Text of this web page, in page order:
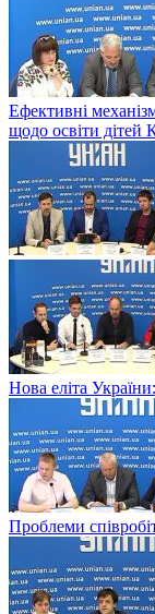
Ефективні
щодо освіти дітей
Нова еліта
Проблеми